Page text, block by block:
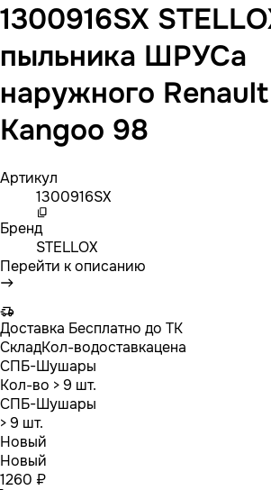
1300916SX
пыльника ШРУСа
наружного
Kangoo 98
Артикул
1300916SX
Бренд
STELLOX
Перейти к описанию
Доставка Бесплатно до ТК
СкладКол-водоставкацена
СПБ-Шушары
Кол-во > 9 шт.
СПБ-Шушары
> 9 шт.
Новый
Новый
1260 ₽